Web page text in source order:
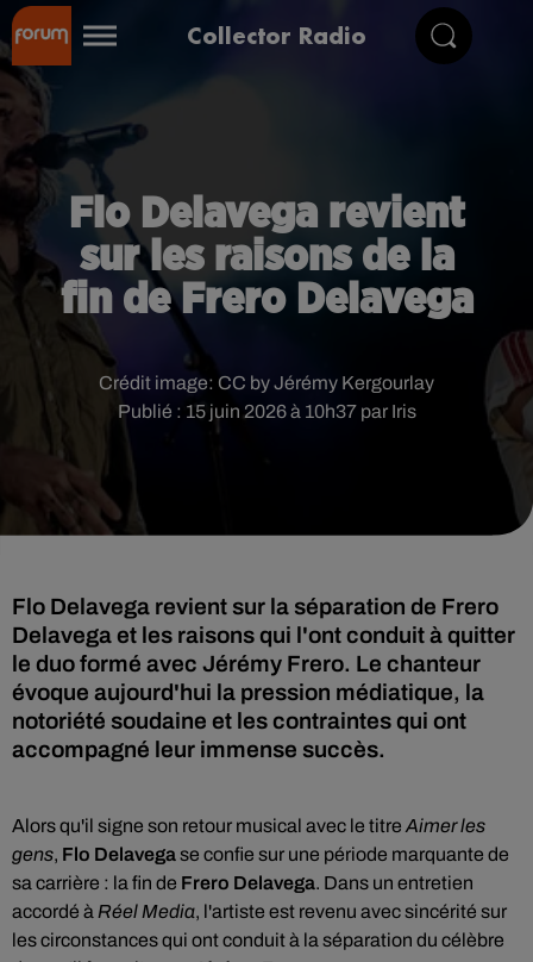
Collector Radio
Flo Delavega revient
sur les raisons de la
fin de Frero Delavega
Publié : 15 juin 2026 à 10h37 par Iris
Crédit image: CC by Jérémy Kergourlay
Flo Delavega revient sur la séparation de Frero
Delavega et les raisons qui l'ont conduit à quitter
le duo formé avec Jérémy Frero. Le chanteur
évoque aujourd'hui la pression médiatique, la
notoriété soudaine et les contraintes qui ont
accompagné leur immense succès.
Alors qu'il signe son retour musical avec le titre Aimer les
gens, Flo Delavegase confie sur une période marquante de
sa carrière : la fin de Frero Delavega. Dans un entretien
accordé à Réel Media, l'artiste est revenu avec sincérité sur
les circonstances qui ont conduit à la séparation du célèbre